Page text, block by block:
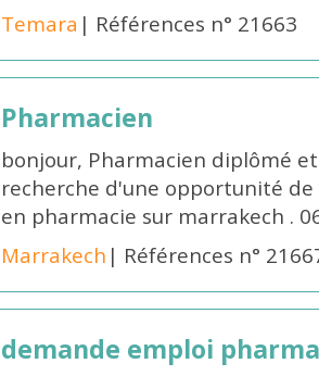
Temara | Références n° 21663
Pharmacien
bonjour, Pharmacien diplômé
recherche d'une opportunité
en pharmacie sur marrakech .
Marrakech | Références n°
demande emploi